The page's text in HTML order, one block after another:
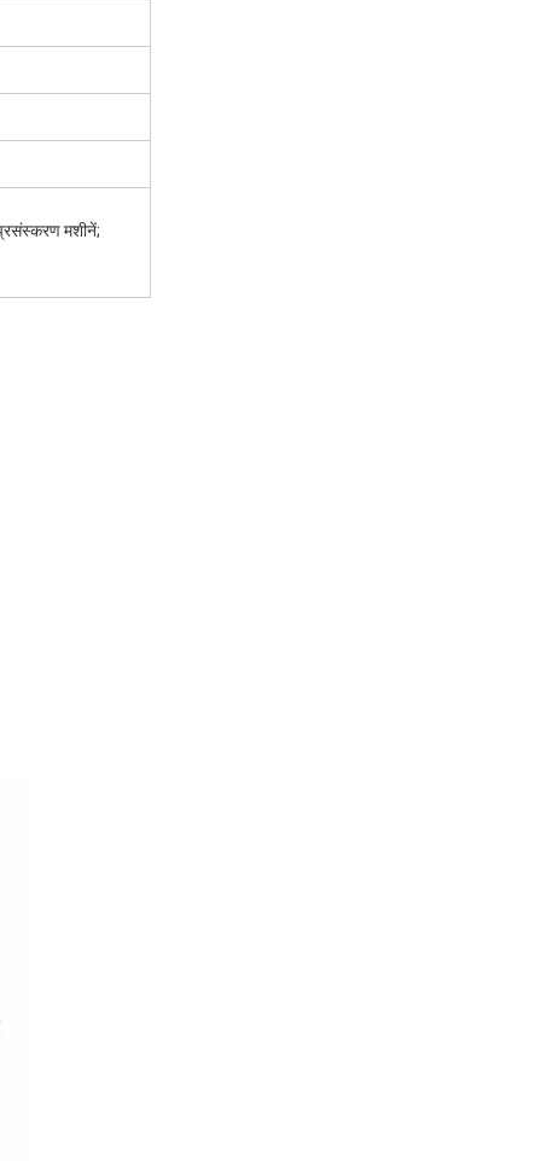
मशीनें;